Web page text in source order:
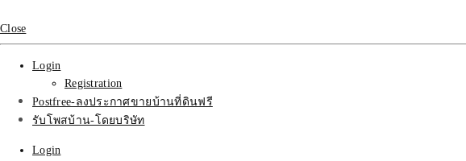
Close
Login
Registration
Postfree-ลงประกาศขายบ้านที่ดินฟรี
รับโพสบ้าน-โดยบริษัท
Login